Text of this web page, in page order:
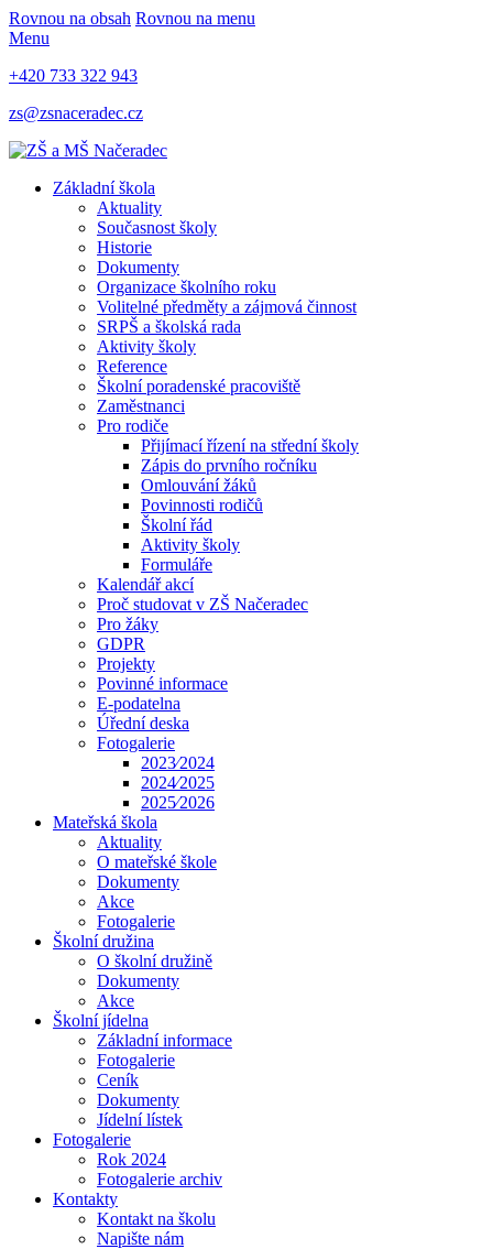
Rovnou na obsah Rovnou na menu
Menu
+420 733 322 943
zs@zsnaceradec.cz
Základní škola
Aktuality
Současnost školy
Historie
Dokumenty
Organizace školního roku
Volitelné předměty a zájmová činnost
SRPŠ a školská rada
Aktivity školy
Reference
Školní poradenské pracoviště
Zaměstnanci
Pro rodiče
Přijímací řízení na střední školy
Zápis do prvního ročníku
Omlouvání žáků
Povinnosti rodičů
Školní řád
Aktivity školy
Formuláře
Kalendář akcí
Proč studovat v ZŠ Načeradec
Pro žáky
GDPR
Projekty
Povinné informace
E-podatelna
Úřední deska
Fotogalerie
2023⁄2024
2024⁄2025
2025⁄2026
Mateřská škola
Aktuality
O mateřské škole
Dokumenty
Akce
Fotogalerie
Školní družina
O školní družině
Dokumenty
Akce
Školní jídelna
Základní informace
Fotogalerie
Ceník
Dokumenty
Jídelní lístek
Fotogalerie
Rok 2024
Fotogalerie archiv
Kontakty
Kontakt na školu
Napište nám